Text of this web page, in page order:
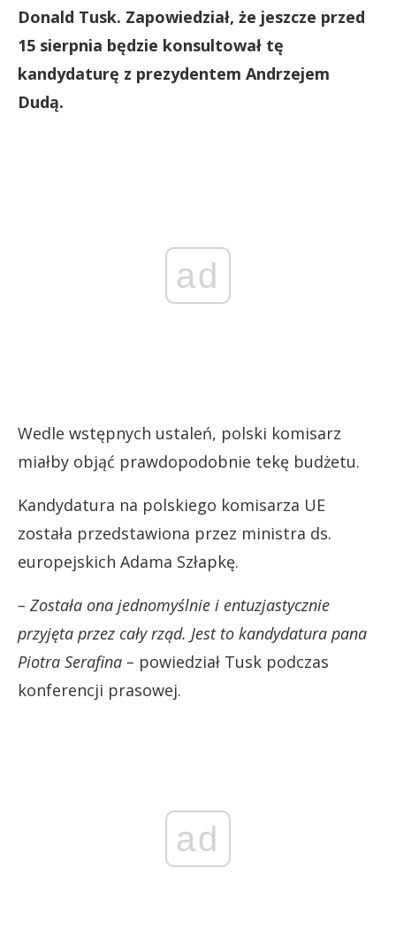
Donald Tusk. Zapowiedział, że jeszcze przed
15 sierpnia będzie konsultował tę
kandydaturę z prezydentem Andrzejem
Dudą.
ad
Wedle wstępnych ustaleń, polski komisarz
miałby objąć prawdopodobnie tekę budżetu.
Kandydatura na polskiego komisarza UE
została przedstawiona przez ministra ds.
europejskich Adama Szłapkę.
– Została ona jednomyślnie i entuzjastycznie
przyjęta przez cały rząd. Jest to kandydatura pana
Piotra Serafina – powiedział Tusk podczas
konferencji prasowej.
ad